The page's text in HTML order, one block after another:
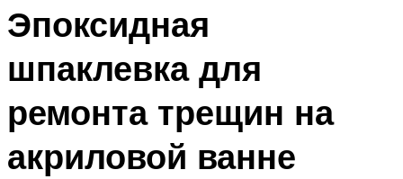
Эпоксидная
шпаклевка для
ремонта трещин на
акриловой ванне